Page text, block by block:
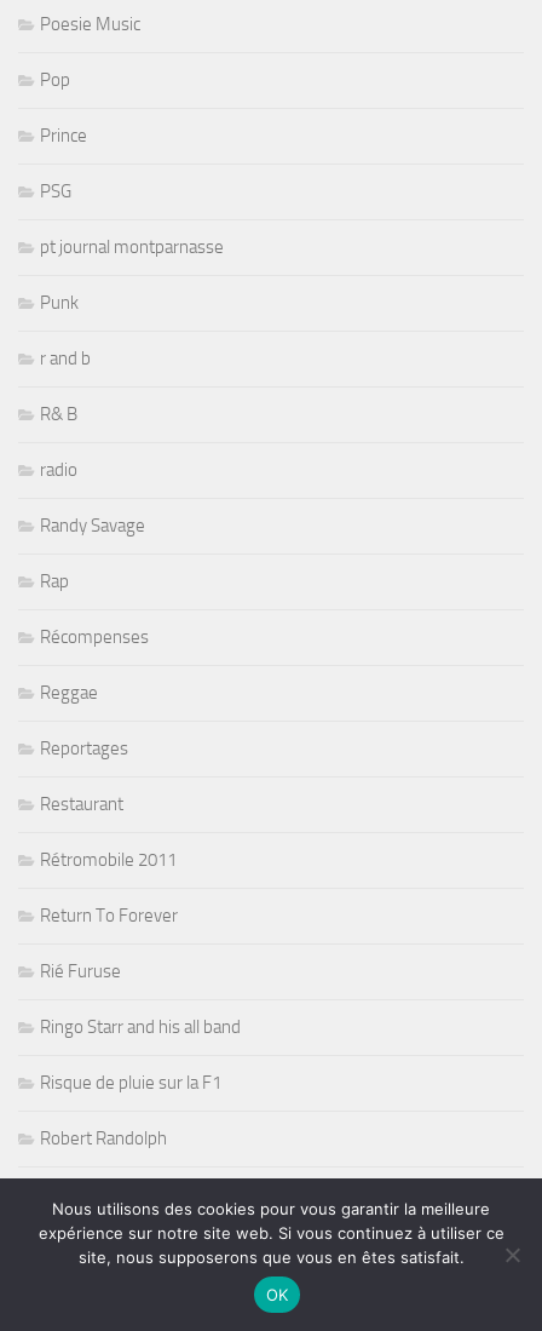
Poesie Music
Pop
Prince
PSG
pt journal montparnasse
Punk
r and b
R& B
radio
Randy Savage
Rap
Récompenses
Reggae
Reportages
Restaurant
Rétromobile 2011
Return To Forever
Rié Furuse
Ringo Starr and his all band
Risque de pluie sur la F1
Robert Randolph
Rock Acoustic Folk
Nous utilisons des cookies pour vous garantir la meilleure
expérience sur notre site web. Si vous continuez à utiliser ce
site, nous supposerons que vous en êtes satisfait.
OK